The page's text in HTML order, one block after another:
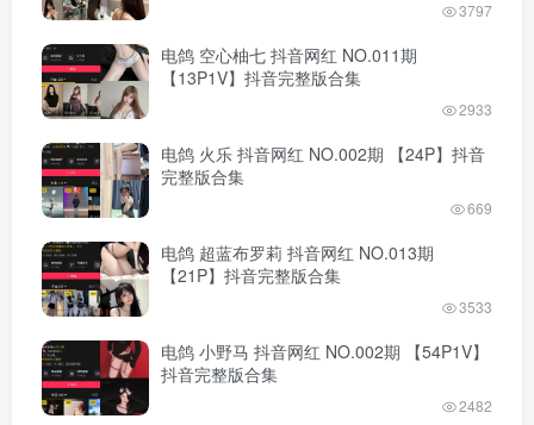
3797
电鸽 空心柚七 抖音网红 NO.011期
【13P1V】抖音完整版合集
2933
电鸽 火乐 抖音网红 NO.002期 【24P】抖音
完整版合集
669
电鸽 超蓝布罗莉 抖音网红 NO.013期
【21P】抖音完整版合集
3533
电鸽 小野马 抖音网红 NO.002期 【54P1V】
抖音完整版合集
2482